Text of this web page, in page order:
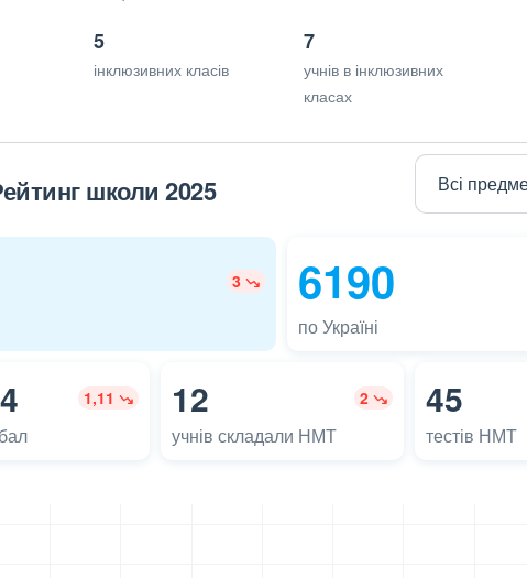
5
інклюзивних класів
7
учнів в інклюзивних
класах
школи 2025
3 6190
по Україні
1,11 12 2
учнів складали НМТ
45
тестів НМТ